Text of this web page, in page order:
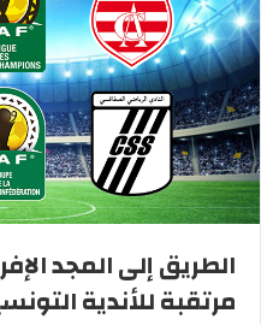
الطريق إلى المجد
مرتقبة للأندية